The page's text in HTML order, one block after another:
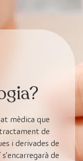
mèdica que
de
i derivades de
de